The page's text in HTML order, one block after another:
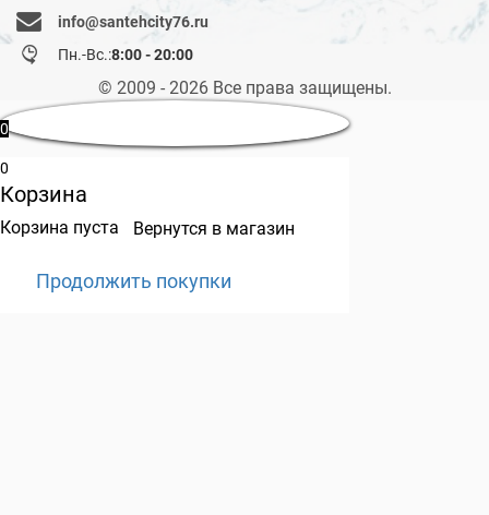
info@santehcity76.ru
Пн.-Вс.:8:00 - 20:00
© 2009 - 2026 Все права защищены.
0
0
Корзина
Корзина пуста Вернутся в магазин
Продолжить покупки